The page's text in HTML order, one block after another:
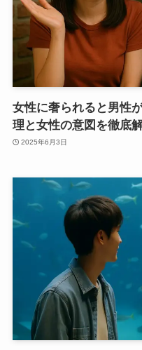
女性に奢られると男性
理と女性の意図を徹底
2025年6月3日